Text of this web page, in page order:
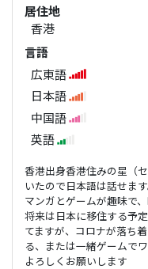
居住地
香港
言語
広東語
日本語
中国語
英語
香港出身香港住みの星（
いたので日本語は話せます
マンガとゲームが趣味で
将来は日本に移住する予
てますが、コロナが落ち
る、または一緒ゲームで
よろしくお願いします